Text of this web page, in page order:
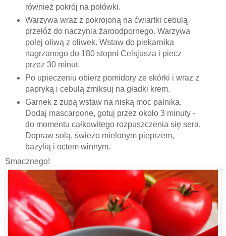
również pokrój na połówki.
Warzywa wraz z pokrojoną na ćwiartki cebulą
przełóż do naczynia żaroodpornego. Warzywa
polej oliwą z oliwek. Wstaw do piekarnika
nagrzanego do 180 stopni Celsjusza i piecz
przez 30 minut.
Po upieczeniu obierz pomidory ze skórki i wraz z
papryką i cebulą zmiksuj na gładki krem.
Garnek z zupą wstaw na niską moc palnika.
Dodaj mascarpone, gotuj przez około 3 minuty -
do momentu całkowitego rozpuszczenia się sera.
Dopraw solą, świeżo mielonym pieprzem,
bazylią i octem winnym.
Smacznego!